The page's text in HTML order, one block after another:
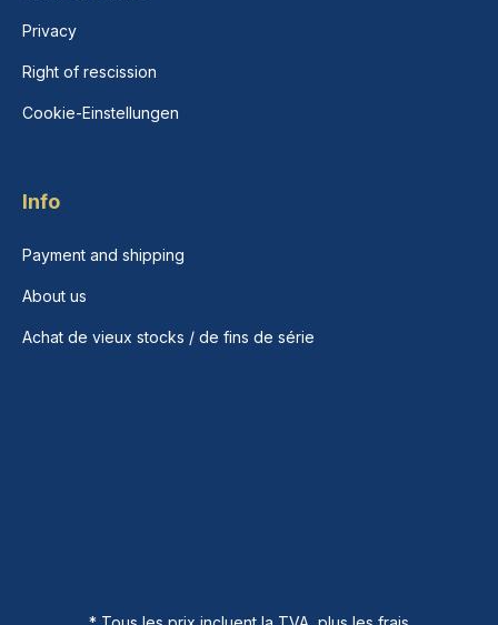
Privacy
Right of rescission
Cookie-Einstellungen
Info
Payment and shipping
About us
Achat de vieux stocks / de fins de série